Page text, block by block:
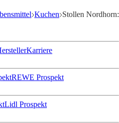
Kuchen Stollen Nordhorn:
Karriere
REWE Prospekt
Lidl Prospekt